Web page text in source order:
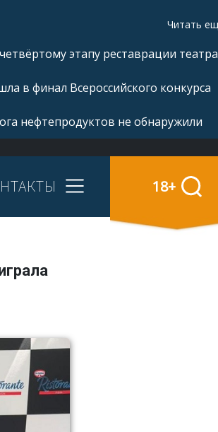
Читать
этапу реставрации театра
в финал Всероссийского конкурса
нефтепродуктов не обнаружили
18+